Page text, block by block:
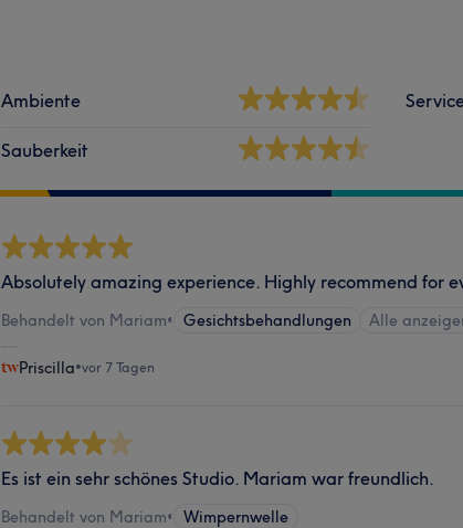
Ambiente
Sauberkeit
Absolutely amazing experience. Highly recommend for
Behandelt von Mariam• Gesichtsbehandlungen Alle
Priscilla•vor 7 Tagen
Es ist ein sehr schönes Studio. Mariam war freundlich.
Behandelt von Mariam• Wimpernwelle